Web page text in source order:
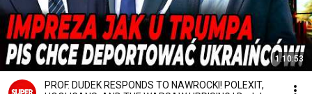
1:10:53
PROF. DUDEK RESPONDS TO NAWROCKI! POLEXIT,